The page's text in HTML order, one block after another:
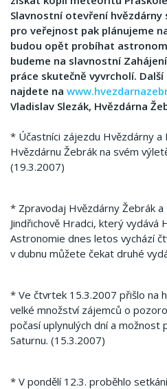
Slavnostní otevření
pro veřejnost pak plánujeme
budou opět probíhat
budeme na slavnostní
práce skutečně vyvrcholí.
najdete na
Vladislav Slezák, Hvězdárna
* Účastníci zájezdu Hvězdárny a
Hvězdárnu Žebrák na svém
(19.3.2007)
* Zpravodaj Hvězdárny Žebrák a
Jindřichově Hradci, který vydává
Astronomie dnes letos vychází
v dubnu můžete čekat druhé
* Ve čtvrtek 15.3.2007 přišlo na
velké množství zájemců o
počasí uplynulých dní a možnost
Saturnu. (15.3.2007)
* V pondělí 12.3. proběhlo